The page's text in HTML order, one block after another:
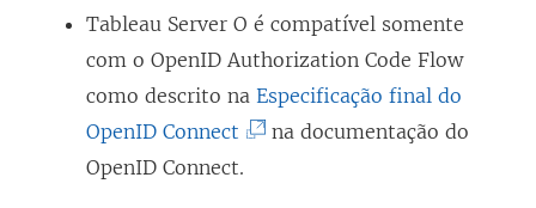
Tableau Server O é compatível somente
com o OpenID Authorization Code Flow
como descrito na Especificação final do
OpenID Connect
na documentação do
OpenID Connect.